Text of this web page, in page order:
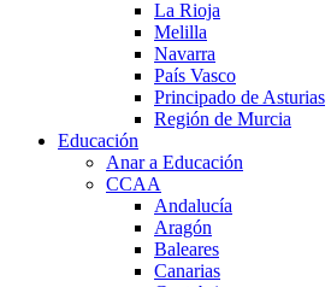
La Rioja
Melilla
Navarra
País Vasco
Principado de Asturias
Región de Murcia
Educación
Anar a Educación
CCAA
Andalucía
Aragón
Baleares
Canarias